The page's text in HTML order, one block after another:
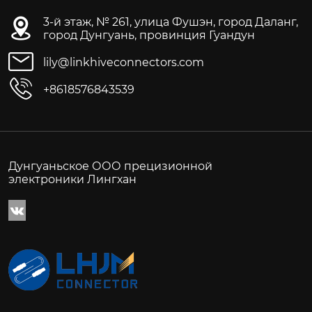
3-й этаж, № 261, улица Фушэн, город Даланг,
город Дунгуань, провинция Гуандун
lily@linkhiveconnectors.com
+8618576843539
Дунгуаньское ООО прецизионной
электроники Лингхан
